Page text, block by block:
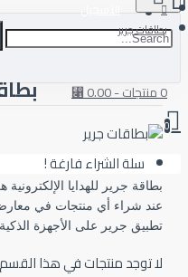
التسجيل
سلة الشراء فارغة !
جرير
جرير للهدايا الإلكترونية هي
شراء أي منتجات في معارض
جرير على الأجهزة الذكية.
توجد منتجات في هذا القسم .